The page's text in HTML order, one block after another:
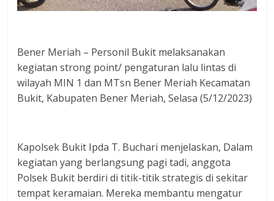
Bener Meriah – Personil Bukit melaksanakan
kegiatan strong point/ pengaturan lalu lintas di
wilayah MIN 1 dan MTsn Bener Meriah Kecamatan
Bukit, Kabupaten Bener Meriah, Selasa (5/12/2023)
Kapolsek Bukit Ipda T. Buchari menjelaskan, Dalam
kegiatan yang berlangsung pagi tadi, anggota
Polsek Bukit berdiri di titik-titik strategis di sekitar
tempat keramaian. Mereka membantu mengatur